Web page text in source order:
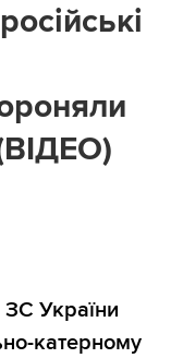
України
катерному